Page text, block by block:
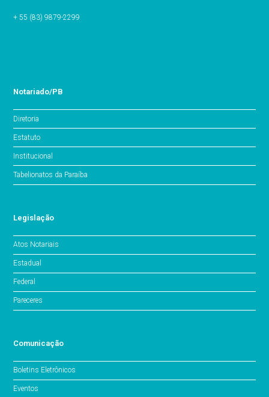
+ 55 (83) 9879-2299
Notariado/PB
Diretoria
Estatuto
Institucional
Tabelionatos da Paraíba
Legislação
Atos Notariais
Estadual
Federal
Pareceres
Comunicação
Boletins Eletrônicos
Eventos